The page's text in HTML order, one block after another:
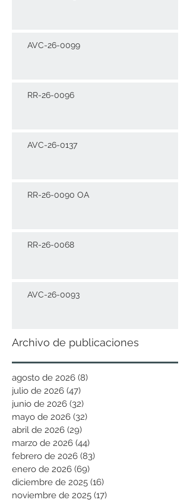
AVC-26-0099
RR-26-0096
AVC-26-0137
RR-26-0090 OA
RR-26-0068
AVC-26-0093
Archivo de publicaciones
agosto de 2026 (8)
julio de 2026 (47)
junio de 2026 (32)
mayo de 2026 (32)
abril de 2026 (29)
marzo de 2026 (44)
febrero de 2026 (83)
enero de 2026 (69)
diciembre de 2025 (16)
noviembre de 2025 (17)